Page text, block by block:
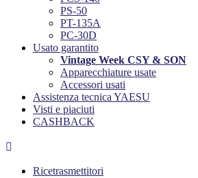
PS-50
PT-135A
PC-30D
Usato garantito
Vintage Week CSY & SON
Apparecchiature usate
Accessori usati
Assistenza tecnica YAESU
Visti e piaciuti
CASHBACK

Ricetrasmettitori